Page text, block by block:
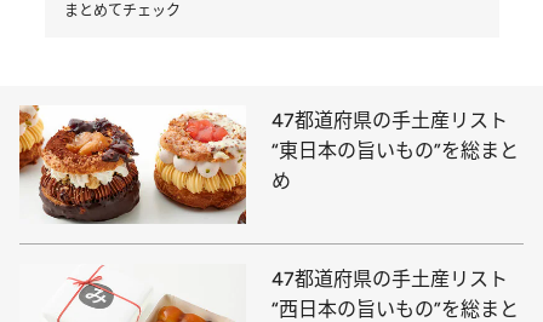
まとめてチェック
47都道府県の手土産リスト
“東日本の旨いもの”を総まと
め
47都道府県の手土産リスト
“西日本の旨いもの”を総まと